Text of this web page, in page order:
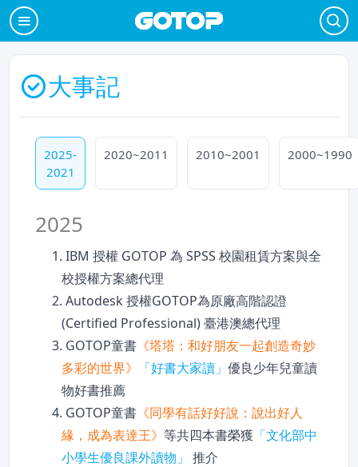
大事記
2025-
2021
2020~2011 2010~2001 2000~1990
2025
1. IBM 授權 GOTOP 為 SPSS 校園租賃方案與全
校授權方案總代理
2. Autodesk 授權GOTOP為原廠高階認證
(Certified Professional) 臺港澳總代理
3. GOTOP童書 《塔塔：和好朋友一起創造奇妙
多彩的世界》
「好書大家讀」優良少年兒童讀
物好書推薦
4. GOTOP童書 《同學有話好好說：說出好人
緣，成為表達王》等共四本書榮獲 「文化部中
小學生優良課外讀物」 推介